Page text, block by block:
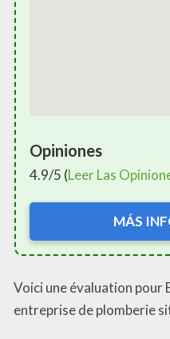
Opiniones
4.9/5 (Leer Las
MÁS
Voici une évaluation pour
entreprise de plomberie